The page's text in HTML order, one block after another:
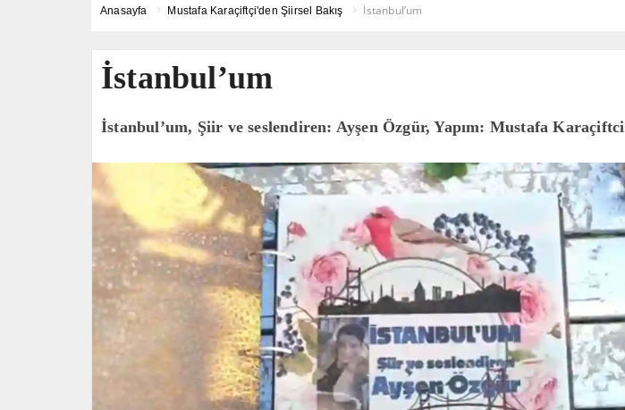
Anasayfa Mustafa Karaçiftçi'den Şiirsel Bakış İstanbul’um
İstanbul’um
İstanbul’um, Şiir ve seslendiren: Ayşen Özgür, Yapım: Mustafa Karaçiftci